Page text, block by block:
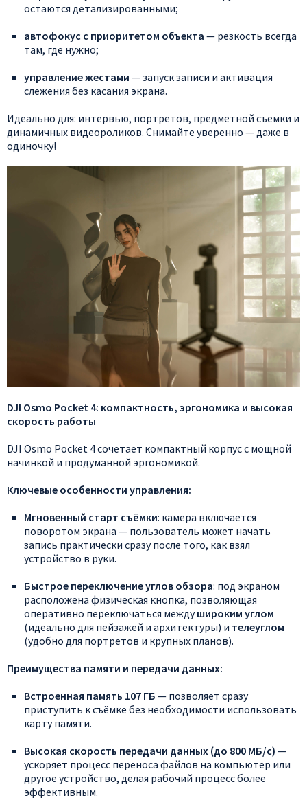
остаются детализированными;
автофокус с приоритетом объекта — резкость всегда
там, где нужно;
управлениежестами — запускзаписи и активация
слежения без касания экрана.
Идеально для: интервью, портретов, предметной съёмки и
динамичных видеороликов. Снимайте уверенно — даже в
одиночку!
DJI Osmo Pocket 4: компактность, эргономика и высокая
скорость работы
DJI Osmo Pocket 4сочетает компактный корпусс мощной
начинкой и продуманной эргономикой.
Ключевые особенности управления:
Мгновенный старт съёмки: камера включается
поворотом экрана — пользователь может начать
запись практически сразупосле того, как взял
устройство в руки.
Быстрое переключениеуглов обзора: под экраном
расположена физическая кнопка, позволяющая
оперативно переключаться междушироким углом
(идеально для пейзажей и архитектуры) и телеуглом
(удобно для портретов и крупных планов).
Преимущества памяти и передачи данных:
Встроенная память 107 ГБ — позволяет сразу
приступить ксъёмке без необходимости использовать
картупамяти.
Высокая скорость передачи данных (до 800 МБ/с) —
ускоряет процесс переноса файлов на компьютер или
другое устройство, делая рабочий процессболее
эффективным.